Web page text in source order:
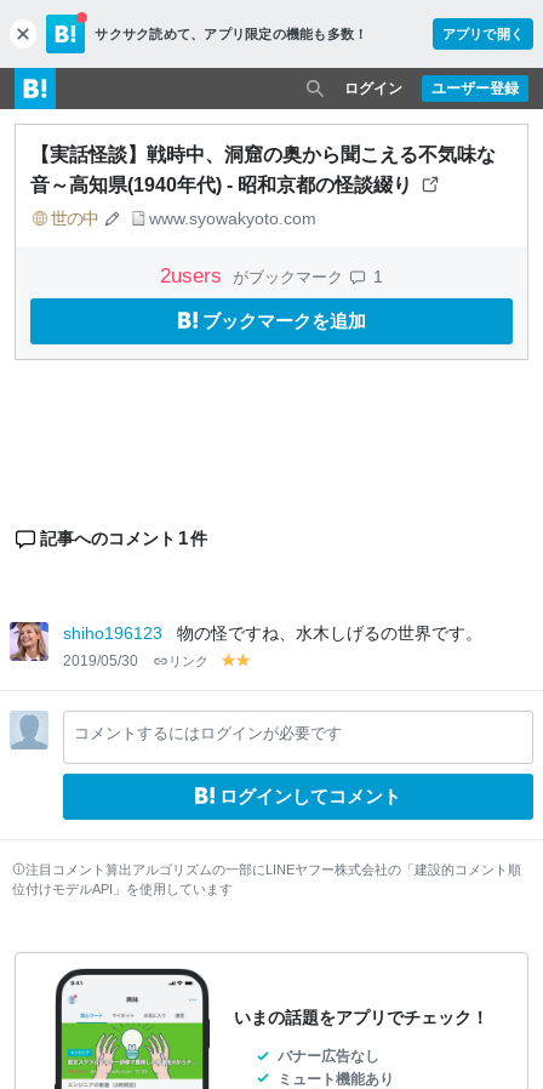
c
l
o
s
e
サクサク読めて、 アプリ限定の機能も多数！ アプリで開く
ユーザー登録
ログイン
【実話怪談】戦時中、洞窟の奥から聞こえる不気味な
音～高知県(1940年代) - 昭和京都の怪談綴り
世の中 www.syowakyoto.com
2users がブックマーク 1
ブックマークを追加
記事へのコメント 1件
shiho196123 物の怪ですね、水木しげるの世界です。
2019/05/30 リンク
y
lo
w
lo
w
コメントするにはログインが必要です
ログインしてコメント
注目コメント算出アルゴリズムの一部にLINEヤフー株式会社の「建設的コメント順
位付けモデルAPI」を使用しています
いまの話題をアプリでチェック！
バナー広告なし
ミュート機能あり